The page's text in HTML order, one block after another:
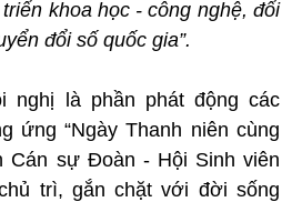
khoa học - công nghệ, đổi
đổi số quốc gia”.
nghị là phần phát động các
ứng “Ngày Thanh niên cùng
Cán sự Đoàn - Hội Sinh viên
trì, gắn chặt với đời sống